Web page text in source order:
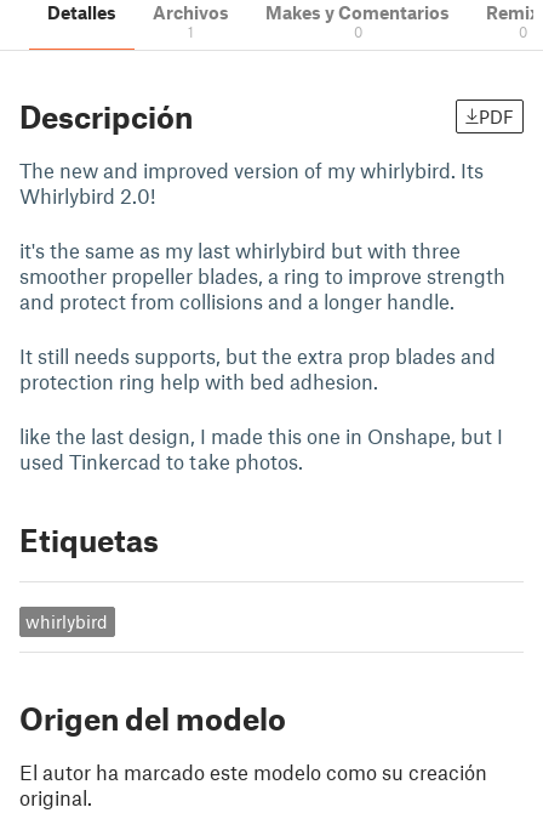
Detalles Archivos
1
Makes y Comentarios
0 0
Descripción PDF
The new and improved version of my whirlybird. Its
Whirlybird 2.0!
it's the same as my last whirlybird but with three
smoother propeller blades, a ring to improve strength
and protect from collisions and a longer handle.
It still needs supports, but the extra prop blades and
protection ring help with bed adhesion.
like the last design, I made this one in Onshape, but I
used Tinkercad to take photos.
Etiquetas
whirlybird
Origen del modelo
El autor ha marcado este modelo como su creación
original.